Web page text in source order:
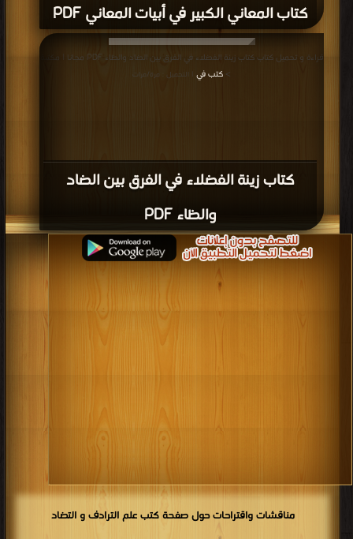
كتاب المعاني الكبير في أبيات المعاني PDF
كتاب زينة الفضلاء في الفرق بين الضاد
والظاء PDF
قراءة و تحميل كتاب كتاب زينة الفضلاء في الفرق بين الضاد والظاء PDF مجانا | مكتبة
> كتب في | التحميل : مرة/مرات
مناقشات واقتراحات حول صفحة كتب علم الترادف و التضاد